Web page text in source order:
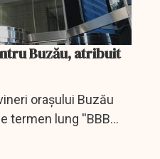
Buzău, atribuit
oraşului Buzău
termen lung ''BBB
fiind stabilă,